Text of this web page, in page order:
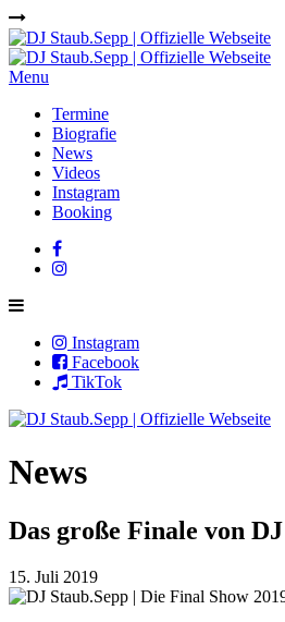
Menu
Termine
Biografie
News
Videos
Instagram
Booking
Instagram
Facebook
TikTok
News
Das große Finale von
15. Juli 2019